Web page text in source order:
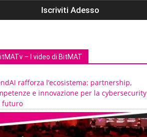
– I video di BitMAT
rafforza l’ecosistema: partnership,
e innovazione per la cybersecurity
futuro